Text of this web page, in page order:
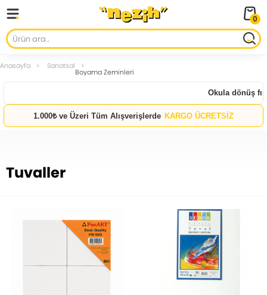
0
Anasayfa Sanatsal
Boyama Zeminleri
Okula dönüş
1.000₺ ve Üzeri Tüm Alışverişlerde KARGO ÜCRETSİZ
Tuvaller